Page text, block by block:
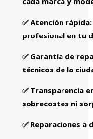
✅ Atención rápida
profesional en tu
✅ Garantía de
técnicos de la
✅ Transparencia
sobrecostes ni
✅ Reparaciones a